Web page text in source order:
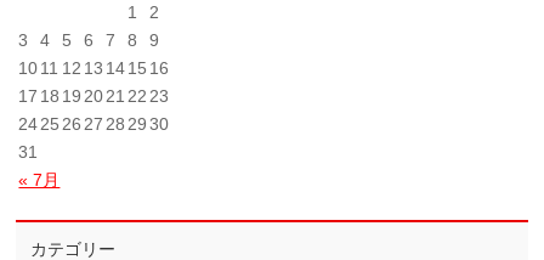
« 7月
1
2
3
4 5 6 7 8
9
1011 12 13 1415 16
17 18 19 2021 22 23
2425 26 27 28 29 30
31
カテゴリー